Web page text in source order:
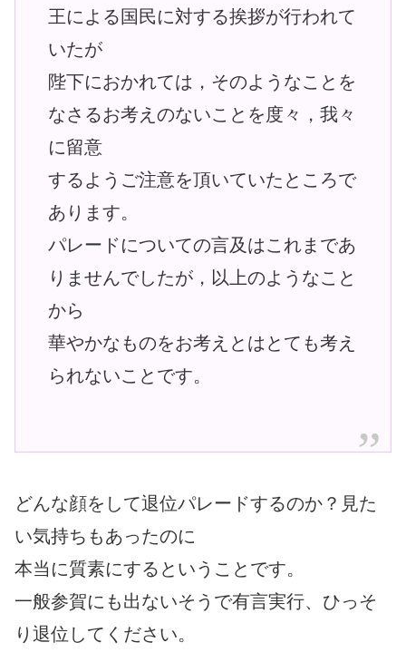
王による国民に対する挨拶が行われて
いたが
陛下におかれては，そのようなことを
なさるお考えのないことを度々，我々
に留意
するようご注意を頂いていたところで
あります。
パレードについての言及はこれまであ
りませんでしたが，以上のようなこと
から
華やかなものをお考えとはとても考え
られないことです。
どんな顔をして退位パレードするのか？見た
い気持ちもあったのに
本当に質素にするということです。
一般参賀にも出ないそうで有言実行、ひっそ
り退位してください。